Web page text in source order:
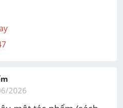
2026